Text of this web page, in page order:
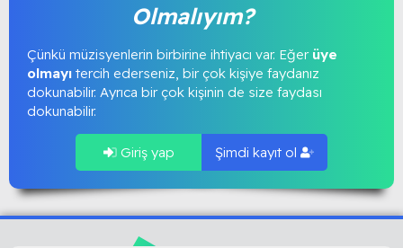
Olmalıyım?
Çünkü müzisyenlerin birbirine ihtiyacı var. Eğer üye
olmayı tercih ederseniz, bir çok kişiye faydanız
dokunabilir. Ayrıca bir çok kişinin de size faydası
dokunabilir.
Giriş yap Şimdi kayıt ol